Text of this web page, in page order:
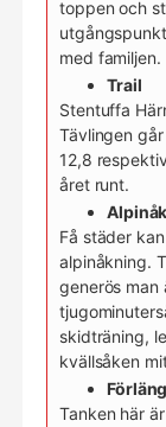
toppen och
med familjen.
Trail
Stentuffa
Tävlingen
12,8
året runt.
Få städer
alpinåkning.
generös man
skidträning,
kvällsåken
Tanken här